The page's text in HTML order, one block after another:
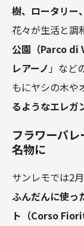
樹、ロータリー
花々が生活と調
公園（Parco di
レアーノ」など
もにヤシの木や
るようなエレガ
フラワーパ
名物に
サンレモでは2
ふんだんに使っ
ト（Corso